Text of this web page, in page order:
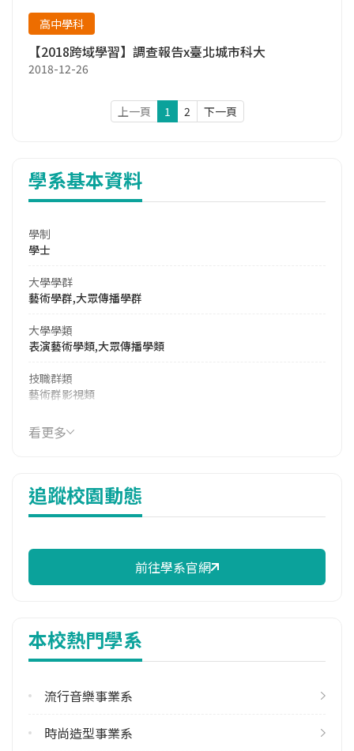
高中學科
【2018跨域學習】調查報告x臺北城市科大
2018-12-26
上一頁 1 2 下一頁
學系基本資料
學制
學士
大學學群
藝術學群,大眾傳播學群
大學學類
表演藝術學類,大眾傳播學類
技職群類
藝術群影視類
114年學費
36,240 元/學期
7,970 元/學期
114年註冊率
(02)28927154 #98882
臺北市北投區學園路2號
看更多
追蹤校園動態
前往學系官網
本校熱門學系
流行音樂事業系
時尚造型事業系